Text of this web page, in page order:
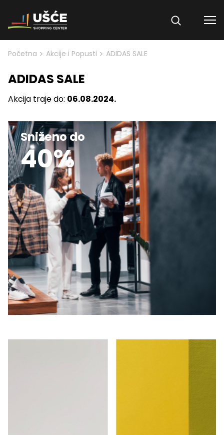
Skip to content
Početna > Akcije i Popusti > ADIDAS SALE
ADIDAS SALE
Akcija traje do: 06.08.2024.
Sniženo do
40%